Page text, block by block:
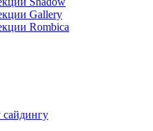
Gallery
Rombica